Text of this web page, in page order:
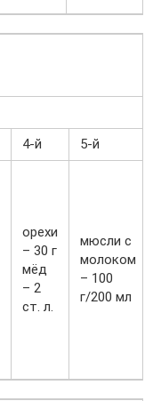
4-й 5-й
орехи
– 30 г
мёд
– 2
ст. л.
мюсли с
молоком
– 100
г/200 мл